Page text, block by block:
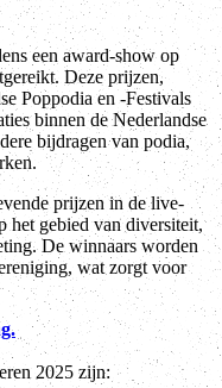
een award-show op
Deze prijzen,
Poppodia en -Festivals
binnen de Nederlandse
bijdragen van podia,
prijzen in de live-
het gebied van diversiteit,
De winnaars worden
wat zorgt voor
2025 zijn: